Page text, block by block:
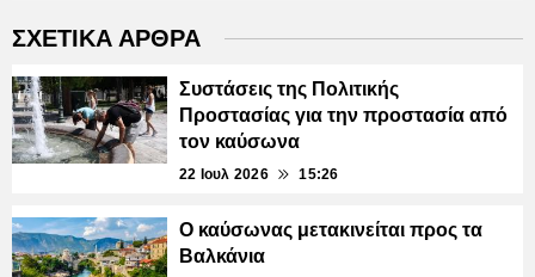
ΣΧΕΤΙΚΑ ΑΡΘΡΑ
Συστάσεις της Πολιτικής
Προστασίας για την προστασία από
τον καύσωνα
22 Ιουλ 2026 15:26
Ο καύσωνας μετακινείται προς τα
Βαλκάνια